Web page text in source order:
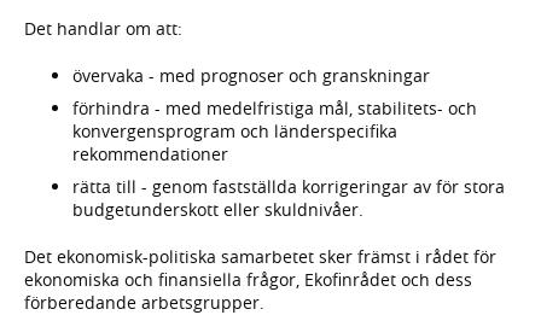
Det handlar om att:
övervaka - med prognoser och granskningar
förhindra - med medelfristiga mål, stabilitets- och
konvergensprogram och länderspecifika
rekommendationer
rätta till - genom fastställda korrigeringar av för stora
budgetunderskott eller skuldnivåer.
Det ekonomisk-politiska samarbetet sker främst i rådet för
ekonomiska och finansiella frågor, Ekofinrådet och dess
förberedande arbetsgrupper.